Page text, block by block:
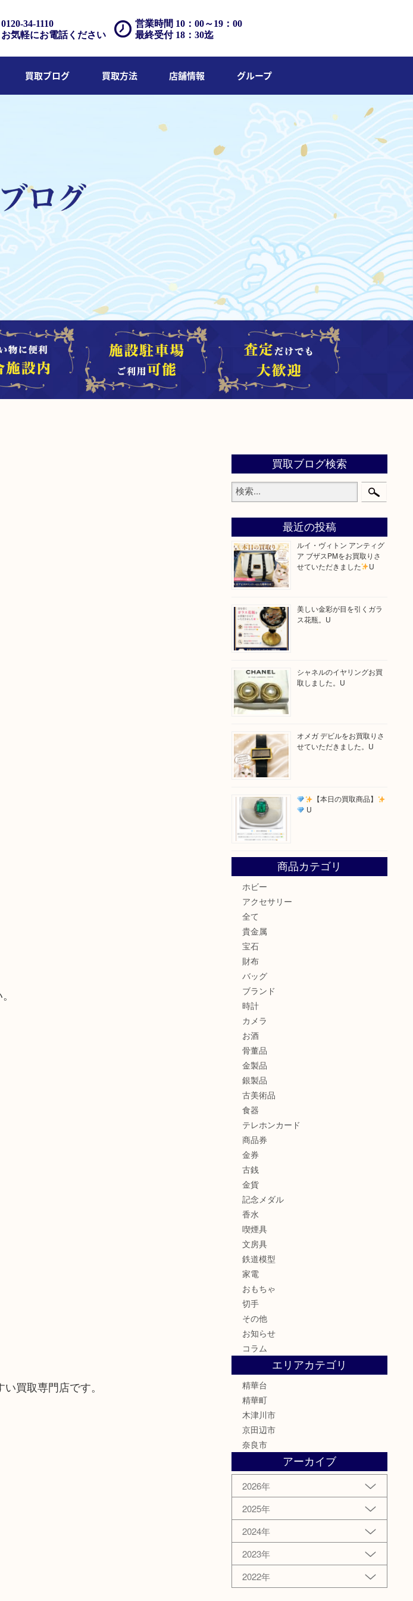
営業時間 10：00～19：00
最終受付 18：30迄
0120-34-1110
お気軽にお電話ください
買取ブログ 買取方法 店舗情報 グループ
買取専門店です。
買取ブログ検索
最近の投稿
ルイ・ヴィトン アンティグ
ア ブザスPMをお買取りさ
せていただきました
U
美しい金彩が目を引くガラ
ス花瓶。U
シャネルのイヤリングお買
取しました。U
オメガ デビルをお買取りさ
せていただきました。U
【本日の買取商品】
U
商品カテゴリ
ホビー
アクセサリー
全て
貴金属
宝石
財布
バッグ
ブランド
時計
カメラ
お酒
骨董品
金製品
銀製品
古美術品
食器
テレホンカード
商品券
金券
古銭
金貨
記念メダル
香水
喫煙具
文房具
鉄道模型
家電
おもちゃ
切手
その他
お知らせ
コラム
エリアカテゴリ
精華台
精華町
木津川市
京田辺市
奈良市
アーカイブ
2026年
2025年
2024年
2023年
2022年